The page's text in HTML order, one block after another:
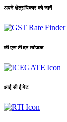
अपने क्षेत्राधिकार को जानें
जी एस टी दर खोजक
आई सी ई गेट